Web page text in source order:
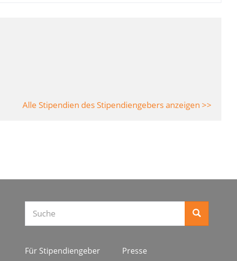
Alle Stipendien des Stipendiengebers anzeigen >>
Für Stipendiengeber Presse